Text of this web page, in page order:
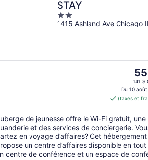
STAY
2
out
1415 Ashland Ave Chicago IL
Le
prix
est
de
par
nuit
141 $
Du 10
(taxes et
de jeunesse offre le Wi-Fi gratuit, une
et des services de conciergerie.
en voyage d’affaires? Cet hébergement
un centre d’affaires disponible en tout
centre de conférence et un espace de